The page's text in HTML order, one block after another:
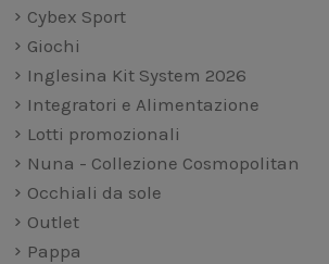
Cybex Sport
Giochi
Inglesina Kit System 2026
Integratori e Alimentazione
Lotti promozionali
Nuna - Collezione Cosmopolitan
Occhiali da sole
Outlet
Pappa